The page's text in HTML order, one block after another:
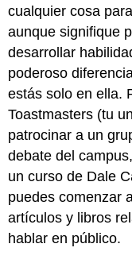
cualquier cosa
aunque signifique
desarrollar
poderoso
estás solo en ella.
Toastmasters (tu
patrocinar a un
debate del
un curso de Dale
puedes comenzar
artículos y libros
hablar en público.